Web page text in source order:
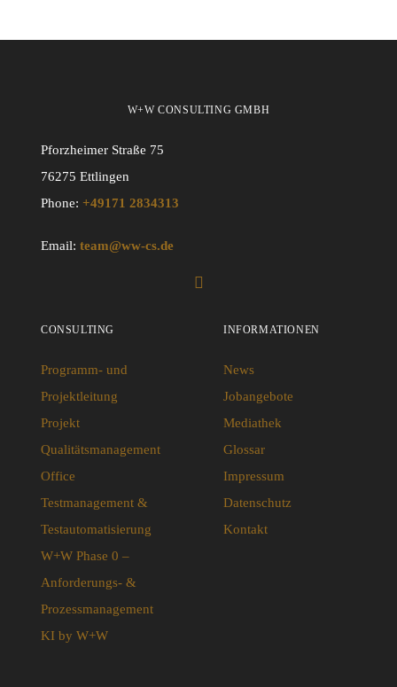
W+W CONSULTING GMBH
Pforzheimer Straße 75
76275 Ettlingen
Phone: +49171 2834313
Email: team@ww-cs.de
CONSULTING
Programm- und
Projektleitung
Projekt
Qualitätsmanagement
Office
Testmanagement &
Testautomatisierung
W+W Phase 0 –
Anforderungs- &
Prozessmanagement
KI by W+W
INFORMATIONEN
News
Jobangebote
Mediathek
Glossar
Impressum
Datenschutz
Kontakt